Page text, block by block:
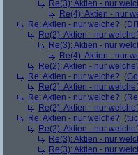
Re(3): Aktien - nur
Re(4): Aktien - nur
Re: Aktien - nur welche? (
Re(2): Aktien - nur
Re(3): Aktien - nur
Re(4): Aktien - nur
Re(2): Aktien - nur
Re: Aktien - nur welche? (
Re(2): Aktien - nur
Re: Aktien - nur welche? (
Re(2): Aktien - nur
Re: Aktien - nur welche? (
Re(2): Aktien - nur
Re(3): Aktien - nur
Re(3): Aktien - nur